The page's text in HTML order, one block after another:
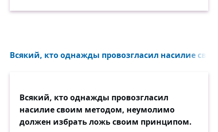
Всякий, кто однажды провозгласил насилие
Всякий, кто однажды провозгласил
насилие своим методом, неумолимо
должен избрать ложь своим принципом.